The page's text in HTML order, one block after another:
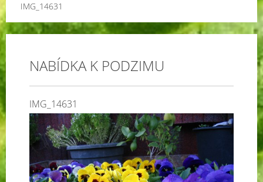
IMG_14631
NABÍDKA K PODZIMU
IMG_14631